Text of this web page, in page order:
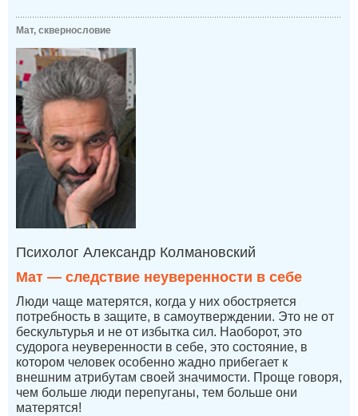
Мат, сквернословие
Психолог Александр Колмановский
Мат — следствие неуверенности в себе
Люди чаще матерятся, когда у них обостряется
потребность в защите, в самоутверждении. Это не от
бескультурья и не от избытка сил. Наоборот, это
судорога неуверенности в себе, это состояние, в
котором человек особенно жадно прибегает к
внешним атрибутам своей значимости. Проще говоря,
чем больше люди перепуганы, тем больше они
матерятся!